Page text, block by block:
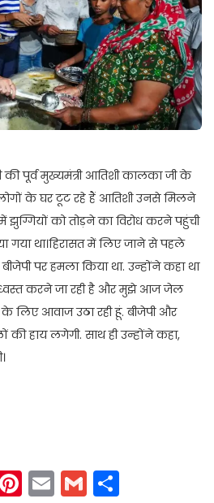
पूर्व मुख्यमंत्री आतिशी कालका जी के
के घर टूट रहे हैं आतिशी उनसे मिलने
को तोड़ने का विरोध करने पहुंची
गया था।हिरासत में लिए जाने से पहले
पर हमला किया था. उन्होंने कहा था
करने जा रही है और मुझे आज जेल
लिए आवाज उठा रही हूं. बीजेपी और
की हाय लगेगी. साथ ही उन्होंने कहा,
Pinterest
EmailGmail